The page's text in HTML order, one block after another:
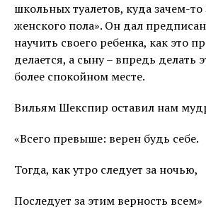
школьных туалетов, куда зачем-то
женского пола». Он дал
научить своего ребенка, как это
делается, а сыну – впредь делать
более спокойном месте.
Вильям Шекспир оставил нам
«Всего превыше: верен будь себе.
Тогда, как утро следует за ночью,
Последует за этим верность всем»